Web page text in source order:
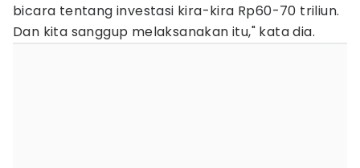
bicara tentang investasi kira-kira Rp60-70 triliun.
Dan kita sanggup melaksanakan itu," kata dia.